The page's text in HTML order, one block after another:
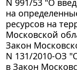
на
ресурсов на
Московской
Закон
N 131/2010-ОЗ
в Закон